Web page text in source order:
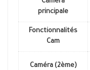
Caméra
principale
Fonctionnalités
Cam
Caméra (2ème)